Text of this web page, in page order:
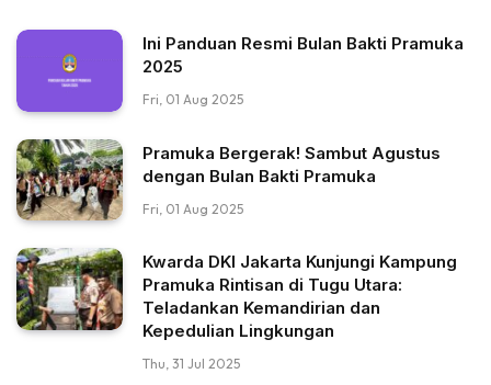
Ini Panduan Resmi Bulan Bakti Pramuka
2025
Fri, 01 Aug 2025
Pramuka Bergerak! Sambut Agustus
dengan Bulan Bakti Pramuka
Fri, 01 Aug 2025
Kwarda DKI Jakarta Kunjungi Kampung
Pramuka Rintisan di Tugu Utara:
Teladankan Kemandirian dan
Kepedulian Lingkungan
Thu, 31 Jul 2025